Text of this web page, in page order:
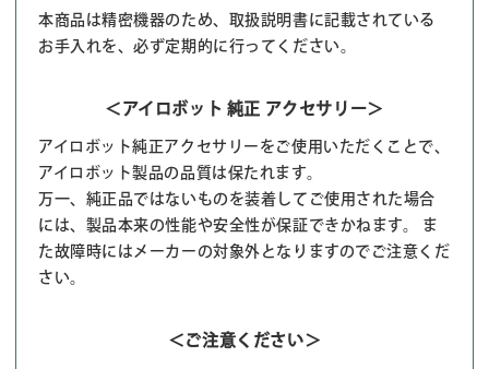
本商品は精密機器のため、取扱説明書に記載されている
お手入れを、必ず定期的に行ってください。
＜アイロボット 純正 アクセサリー＞
アイロボット純正アクセサリーをご使用いただくことで、
アイロボット製品の品質は保たれます。
万一、純正品ではないものを装着してご使用された場合
には、製品本来の性能や安全性が保証できかねます。 ま
た故障時にはメーカーの対象外となりますのでご注意くだ
さい。
＜ご注意ください＞